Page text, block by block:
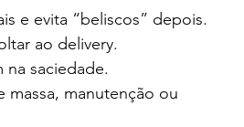
e evita “beliscos” depois.
ao delivery.
saciedade.
manutenção ou